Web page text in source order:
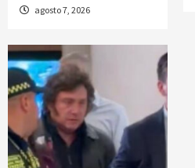
agosto 7, 2026